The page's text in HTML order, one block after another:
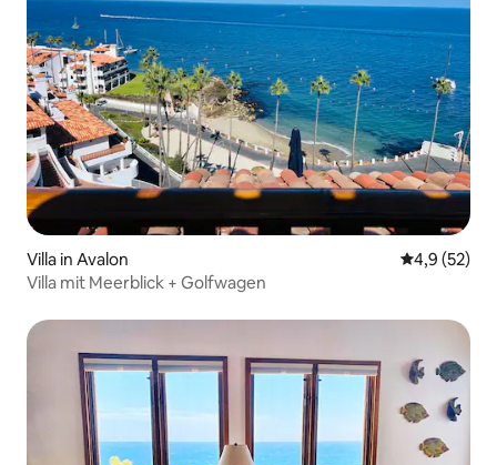
Villa in Avalon
4,9 (52)
Villa mit Meerblick + Golfwagen